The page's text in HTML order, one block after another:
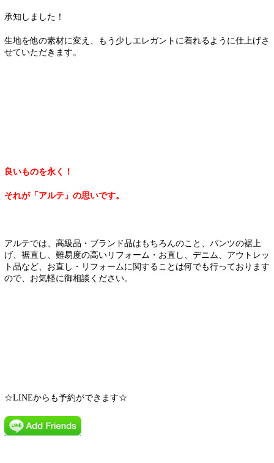
承知しました！
生地を他の素材に変え、もう少しエレガントに着れるように仕上げさ
せていただきます。
良いものを永く！
それが「アルテ」の思いです。
アルテでは、高級品・ブランド品はもちろんのこと、パンツの裾上
げ、裾直し、難易度の高いリフォーム・お直し、デニム、アウトレッ
ト品など、お直し・リフォームに関することは何でも行っております
ので、お気軽に御相談ください。
☆LINEからも予約ができます☆